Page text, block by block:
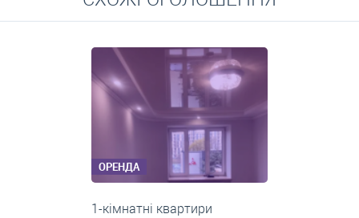
Середні ціни на довготривалу оренду квартир, особняків,
кімнат
ОРЕНДА
1-кімнатні квартири